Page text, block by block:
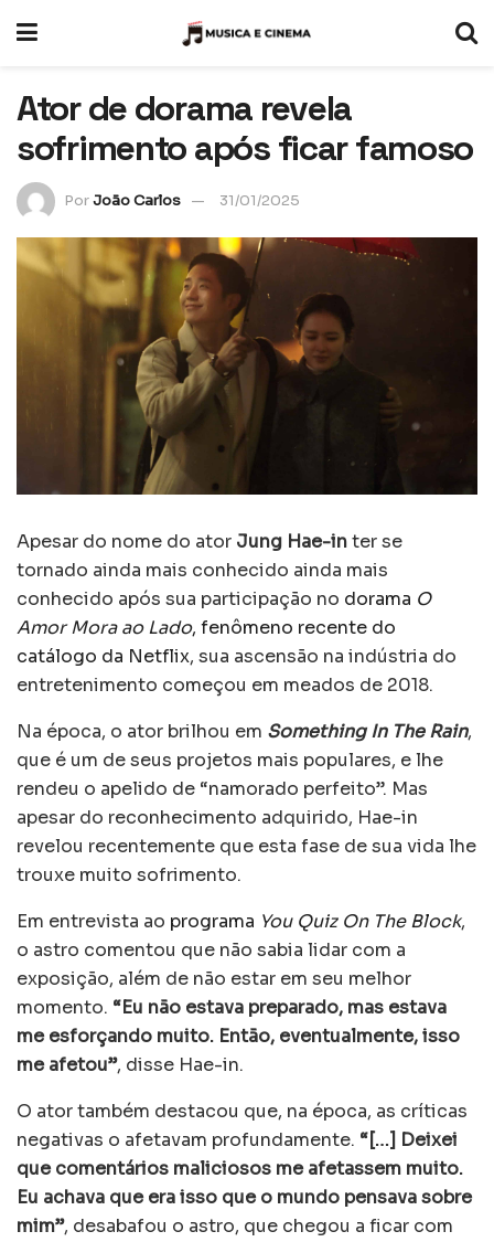
Ator de dorama revela
sofrimento após ficar famoso
PorJoão Carlos 31/01/2025
Apesar do nome do ator Jung Hae-inter se
tornado ainda mais conhecido ainda mais
conhecido após sua participação no dorama O
Amor Mora ao Lado, fenômeno recente do
catálogo da Netflix, sua ascensão na indústria do
entretenimento começou em meados de 2018.
Na época, o ator brilhou em Something In The Rain,
que é um de seus projetos mais populares, e lhe
rendeu o apelido de “namorado perfeito”. Mas
apesar do reconhecimento adquirido, Hae-in
revelou recentemente que esta fase de sua vida lhe
trouxe muito sofrimento.
Em entrevista ao programa You Quiz On The Block,
o astro comentou que não sabia lidar com a
exposição, além de não estar em seu melhor
momento. “Eu não estava preparado, mas estava
me esforçando muito. Então, eventualmente, isso
me afetou”, disse Hae-in.
O ator também destacou que, na época, as críticas
negativas o afetavam profundamente. “[…] Deixei
que comentários maliciosos me afetassem muito.
Eu achava que era isso que o mundo pensava sobre
mim”, desabafou o astro, que chegou a ficar com